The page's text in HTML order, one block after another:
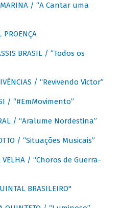
/ “A Cantar uma
BRASIL / “Todos os
/ “Revivendo Victor”
/ “#EmMovimento”
/ “Aralume Nordestina”
/ “Situações Musicais”
VELHA / “Choros de Guerra-
BRASILEIRO"